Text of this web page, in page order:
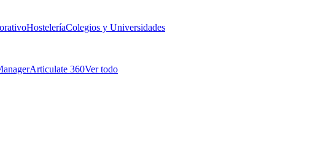
HosteleríaColegios y Universidades
Articulate 360Ver todo